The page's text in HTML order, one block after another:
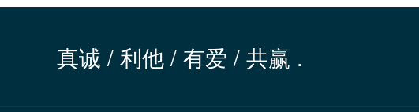
真诚 / 利他 / 有爱 / 共赢 .